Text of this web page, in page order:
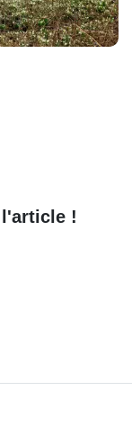
!